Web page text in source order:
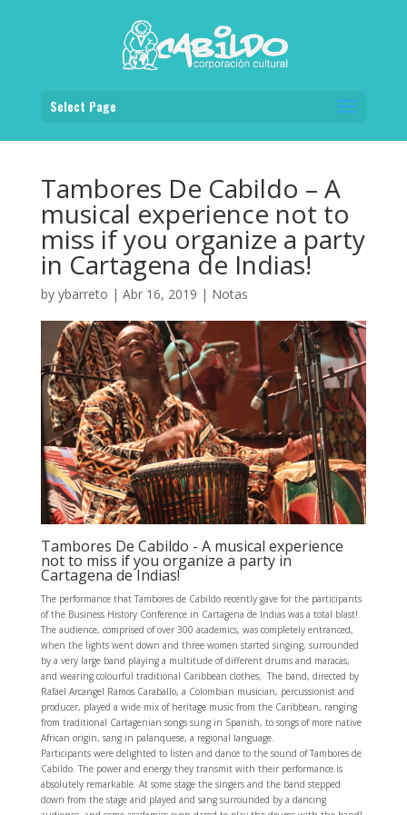
Select Page
Tambores De Cabildo – A
musical experience not to
miss if you organize a party
in Cartagena de Indias!
by ybarreto | Abr 16, 2019 | Notas
Tambores De Cabildo - A musical experience
not to miss if you organize a party in
Cartagena de Indias!
The performance that Tambores de Cabildo recently gave for the participants
of the Business History Conference in Cartagena de Indias was a total blast!
The audience, comprised of over 300 academics, was completely entranced,
when the lights went down and three women started singing, surrounded
by a very large band playing a multitude of different drums and maracas,
and wearing colourful traditional Caribbean clothes, The band, directed by
Rafael Arcangel Ramos Caraballo, a Colombian musician, percussionist and
producer, played a wide mix of heritage music from the Caribbean, ranging
from traditional Cartagenian songs sung in Spanish, to songs of more native
African origin, sang in palanquese, a regional language.
Participants were delighted to listen and dance to the sound of Tambores de
Cabildo. The power and energy they transmit with their performance is
absolutely remarkable. At some stage the singers and the band stepped
down from the stage and played and sang surrounded by a dancing